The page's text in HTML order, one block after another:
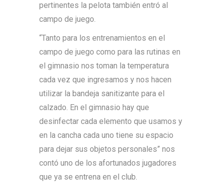
pertinentes la pelota también entró al
campo de juego.
“Tanto para los entrenamientos en el
campo de juego como para las rutinas en
el gimnasio nos toman la temperatura
cada vez que ingresamos y nos hacen
utilizar la bandeja sanitizante para el
calzado. En el gimnasio hay que
desinfectar cada elemento que usamos y
en la cancha cada uno tiene su espacio
para dejar sus objetos personales” nos
contó uno de los afortunados jugadores
que ya se entrena en el club.